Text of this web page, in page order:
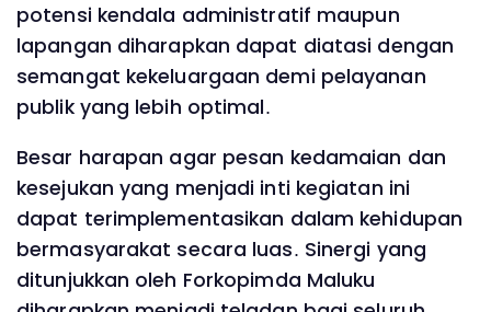
potensi kendala administratif maupun
lapangan diharapkan dapat diatasi dengan
semangat kekeluargaan demi pelayanan
publik yang lebih optimal.
Besar harapan agar pesan kedamaian dan
kesejukan yang menjadi inti kegiatan ini
dapat terimplementasikan dalam kehidupan
bermasyarakat secara luas. Sinergi yang
ditunjukkan oleh Forkopimda Maluku